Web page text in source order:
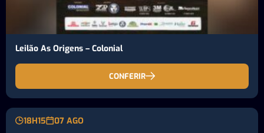
Leilão As Origens – Colonial
CONFERIR
18H15 07 AGO